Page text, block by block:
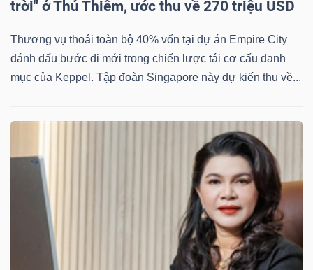
trời" ở Thủ Thiêm, ước thu về 270 triệu USD
Thương vụ thoái toàn bộ 40% vốn tại dự án Empire City
đánh dấu bước đi mới trong chiến lược tái cơ cấu danh
mục của Keppel. Tập đoàn Singapore này dự kiến thu về...